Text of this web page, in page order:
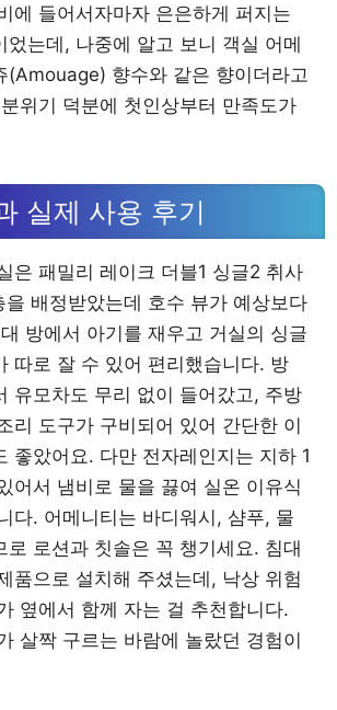
에 들어서자마자 은은하게 퍼지는
었는데, 나중에 알고 보니 객실 어메
(Amouage) 향수와 같은 향이더라고
위기 덕분에 첫인상부터 만족도가
실제 사용 후기
은 패밀리 레이크 더블1 싱글2 취사
을 배정받았는데 호수 뷰가 예상보다
방에서 아기를 재우고 거실의 싱글
따로 잘 수 있어 편리했습니다. 방
유모차도 무리 없이 들어갔고, 주방
리 도구가 구비되어 있어 간단한 이
좋았어요. 다만 전자레인지는 지하 1
어서 냄비로 물을 끓여 실온 이유식
다. 어메니티는 바디워시, 샴푸, 물
로 로션과 칫솔은 꼭 챙기세요. 침대
품으로 설치해 주셨는데, 낙상 위험
옆에서 함께 자는 걸 추천합니다.
살짝 구르는 바람에 놀랐던 경험이